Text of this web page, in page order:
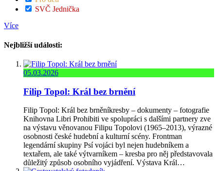
SVČ Jednička
Více
Nejbližší události:
05.03.2026
Filip Topol: Král bez brnění
Filip Topol: Král bez brněníkresby – dokumenty – fotografie
Knihovna Libri Prohibiti ve spolupráci s dalšími partnery zve
na výstavu věnovanou Filipu Topolovi (1965–2013), výrazné
osobnosti české hudební a kulturní scény. Frontman
legendární skupiny Psí vojáci byl nejen hudebníkem a
textařem, ale také výtvarníkem – kresba pro něj představovala
důležitý způsob osobního vyjádření. Výstava Král…